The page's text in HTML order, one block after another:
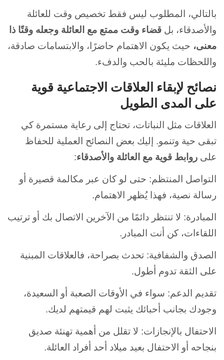
بالتالي، المطلوب ليس فقط تخصيص وقت للعائلة
والأصدقاء، بل قضاء وقت ممتع مع العائلة وجعله وقتًا ذا
معنى، حيث يكون الاهتمام حاضرًا، والابتسامات صادقة،
واللحظات مليئة بالحب والدفء.
نصائح لإبقاء العلاقات الاجتماعية قوية
على المدى الطويل
العلاقات مثل النباتات، تحتاج إلى رعاية مستمرة كي
تبقى حية وتنمو. إليك بعض النصائح العملية للحفاظ
على روابط قوية مع العائلة والأصدقاء:
التواصل المنتظم: حتى لو كان عبر مكالمة قصيرة أو
رسالة نصية، فهذا يُظهر الاهتمام.
المبادرة: لا تنتظر دائمًا من الآخرين الاتصال بك أو ترتيب
اللقاءات، كن أنت المبادر.
الصدق والشفافية: تحدث بصراحة، فالعلاقات المبنية
على الثقة تدوم أطول.
تقديم الدعم: سواء في الأوقات الصعبة أو السعيدة،
وجودك بجانب أحبائك يثبت لهم قيمتهم لديك.
الاحتفال بالإنجازات: لا تقلل من أهمية تهنئة صديق
بنجاحه أو الاحتفال بعيد ميلاد أحد أفراد العائلة.